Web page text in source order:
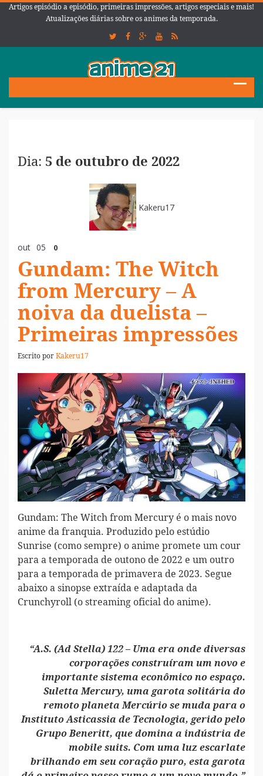
Artigos episódio a episódio, primeiras impressões, artigos especiais e mais!
Atualizações diárias sobre os animes da temporada.
Dia: 5 de outubro de 2022
Kakeru17
out 05 0
Gundam: The Witch
from Mercury – A
noiva da duelista –
Primeiras impressões
Escrito porKakeru17
Gundam: The Witch from Mercury é o mais novo
anime da franquia. Produzido pelo estúdio
Sunrise (como sempre) o anime promete um cour
para a temporada de outono de 2022 e um outro
para a temporada de primavera de 2023. Segue
abaixo a sinopse extraída e adaptada da
Crunchyroll (o streaming oficial do anime).
“A.S. (Ad Stella) 122 – Uma era onde diversas
corporações construíram um novo e
importante sistema econômico no espaço.
Suletta Mercury, uma garota solitária do
remoto planeta Mercúrio se muda para o
Instituto Asticassia de Tecnologia, gerido pelo
Grupo Beneritt, que domina a indústria de
mobile suits. Com uma luz escarlate
brilhando em seu coração puro, esta garota